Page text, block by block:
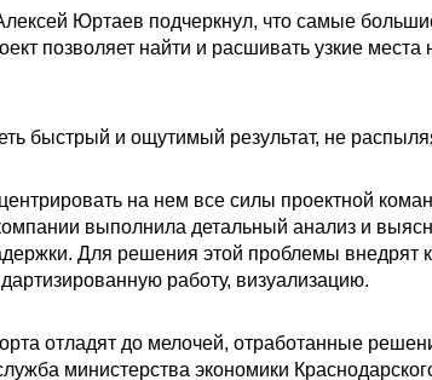
Юртаев подчеркнул, что самые
позволяет найти и расшивать узкие
быстрый и ощутимый результат, не
на нем все силы проектной
выполнила детальный анализ и
Для решения этой проблемы внедрят
работу, визуализацию.
отладят до мелочей, отработанные
министерства экономики